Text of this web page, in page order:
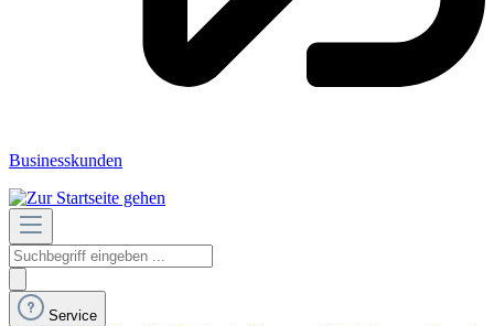
Businesskunden
Service